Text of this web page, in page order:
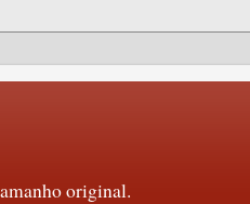
original.